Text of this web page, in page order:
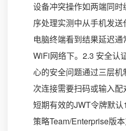
设备冲突操作如两端同
序处理实测中从手机发
电脑终端看到结果延迟
WiFi网络下。2.3 安全认
心的安全问题通过三层
次连接需要扫码或输入
短期有效的JWT令牌默
策略Team/Enterprise版